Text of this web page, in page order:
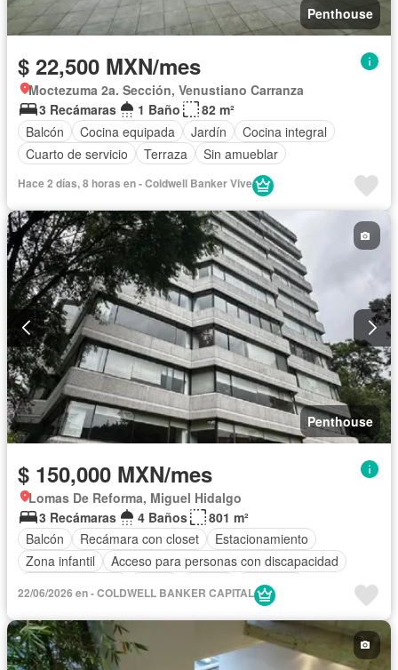
Penthouse
$ 22,500 MXN/mes
Moctezuma 2a. Sección, Venustiano Carranza
3 Recámaras
1 Baño
82 m²
Balcón
Cocina equipada Jardín
Cocina integral
Cuarto de servicio
Terraza Sin amueblar
Hace 2 días, 8 horas en - Coldwell Banker Vive
Penthouse
$ 150,000 MXN/mes
Lomas De Reforma, Miguel Hidalgo
3 Recámaras
4 Baños
801 m²
Balcón
Recámara con closet
Estacionamiento
Zona infantil
Acceso para personas con discapacidad
Gimnasio
Elevador
Seguridad
Cuarto de servicio Alberca
Cancha de tenis
Terraza
Sin amueblar
22/06/2026 en - COLDWELL BANKER CAPITAL